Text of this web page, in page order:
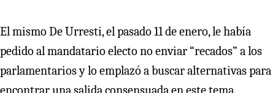
El mismo De Urresti, el pasado 11 de enero, le había
pedido al mandatario electo no enviar “recados” a los
parlamentarios y lo emplazó a buscar alternativas para
encontrar una salida consensuada en este tema.